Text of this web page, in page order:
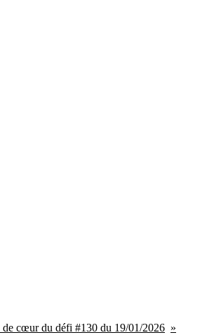
de cœur du défi #130 du 19/01/2026